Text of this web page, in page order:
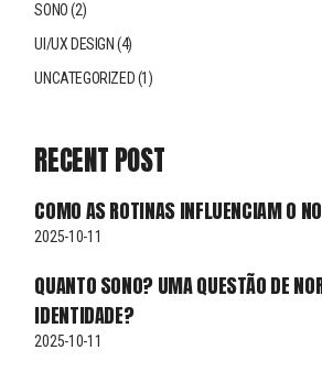
SONO(2)
UI/UX DESIGN (4)
UNCATEGORIZED(1)
RECENT POST
COMO AS ROTINAS INFLUENCIAM O
2025-10-11
QUANTO SONO? UMA QUESTÃO DE
IDENTIDADE?
2025-10-11